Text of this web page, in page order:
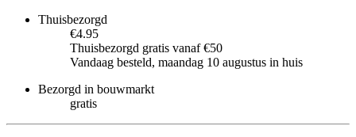
Thuisbezorgd
€4.95
Thuisbezorgd gratis vanaf €50
Vandaag besteld, maandag 10 augustus in huis
Bezorgd in bouwmarkt
gratis